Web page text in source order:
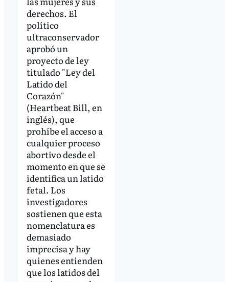
derechos. El
político
ultraconservador
aprobó un
proyecto de ley
titulado "Ley del
Latido del
Corazón"
(Heartbeat Bill, en
inglés), que
prohíbe el acceso a
cualquier proceso
abortivo desde el
momento en que se
identifica un latido
fetal. Los
investigadores
sostienen que esta
nomenclatura es
demasiado
imprecisa y hay
quienes entienden
que los latidos del